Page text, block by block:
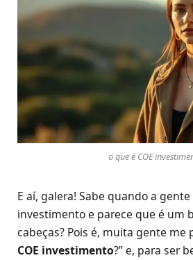
o que é COE
E aí, galera! Sabe quando a
investimento e parece que é um
cabeças? Pois é, muita gente me
COE investimento?” e, para ser